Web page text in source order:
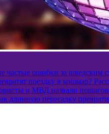
частые ошибки за шведским
поездку в кошмар?
и МВД назвали
длинную пересадку